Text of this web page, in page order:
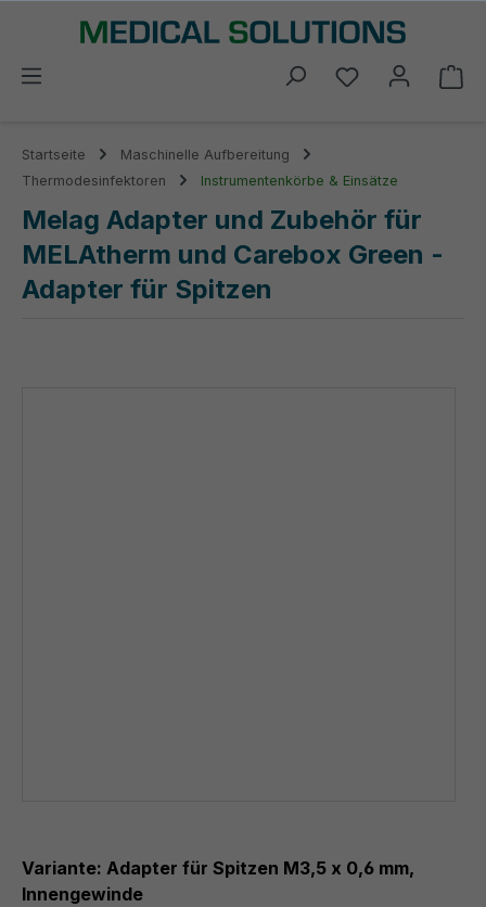
springen
Du hast 0
Startseite
Maschinelle Aufbereitung
Thermodesinfektoren
Instrumentenkörbe & Einsätze
Melag Adapter und Zubehör für
MELAtherm und Carebox Green -
Adapter für Spitzen
Variante: Adapter für Spitzen M3,5 x 0,6 mm,
Innengewinde